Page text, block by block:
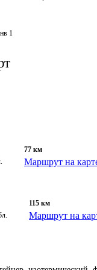
1
77 км
Маршрут на
115 км
Маршрут на